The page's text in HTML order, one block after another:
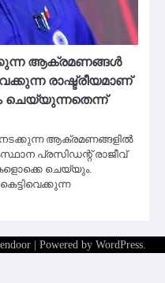
ആക്രമണങ്ങൾ
രാഷ്ട്രീയമാണ്
ആക്രമണങ്ങളിൽ
പ്രസിഡന്റ് രാജീവ്
ചെയ്യും.
| Powered by WordPress.